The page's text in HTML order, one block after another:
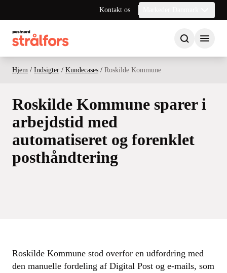
Kontakt os
Hjem / Indsigter / Kundecases / Roskilde Kommune
Roskilde Kommune sparer i
arbejdstid med
automatiseret og forenklet
posthåndtering
Roskilde Kommune stod overfor en udfordring med
den manuelle fordeling af Digital Post og e-mails, som